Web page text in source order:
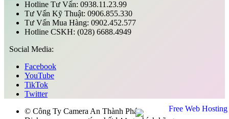
Hotline Tư Vấn: 0938.11.23.99
Tư Vấn Kỹ Thuật: 0906.855.330
Tư Vấn Mua Hàng: 0902.452.577
Hotline CSKH: (028) 6688.4949
Social Media:
Facebook
YouTube
TikTok
Twitter
© Công Ty Camera An Thành Phát.